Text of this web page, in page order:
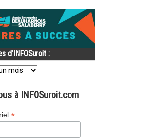
d’INFOSuroit :
à INFOSuroit.com
*